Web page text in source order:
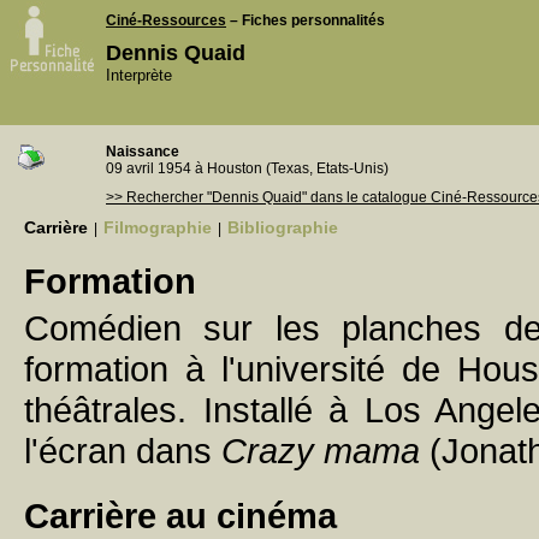
Ciné-Ressources – Fiches personnalités
Dennis Quaid
Interprète
Naissance
09 avril 1954 à Houston (Texas, Etats-Unis)
>> Rechercher "Dennis Quaid" dans le catalogue Ciné-
Carrière Filmographie Bibliographie
Formation
Comédien sur les planches
formation à l'université de
théâtrales. Installé à Los
l'écran dans Crazy mama
Carrière au cinéma